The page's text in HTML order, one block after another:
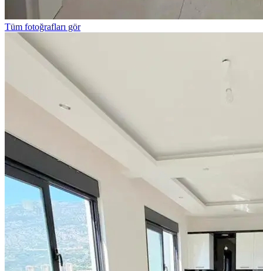
Tüm fotoğrafları gör